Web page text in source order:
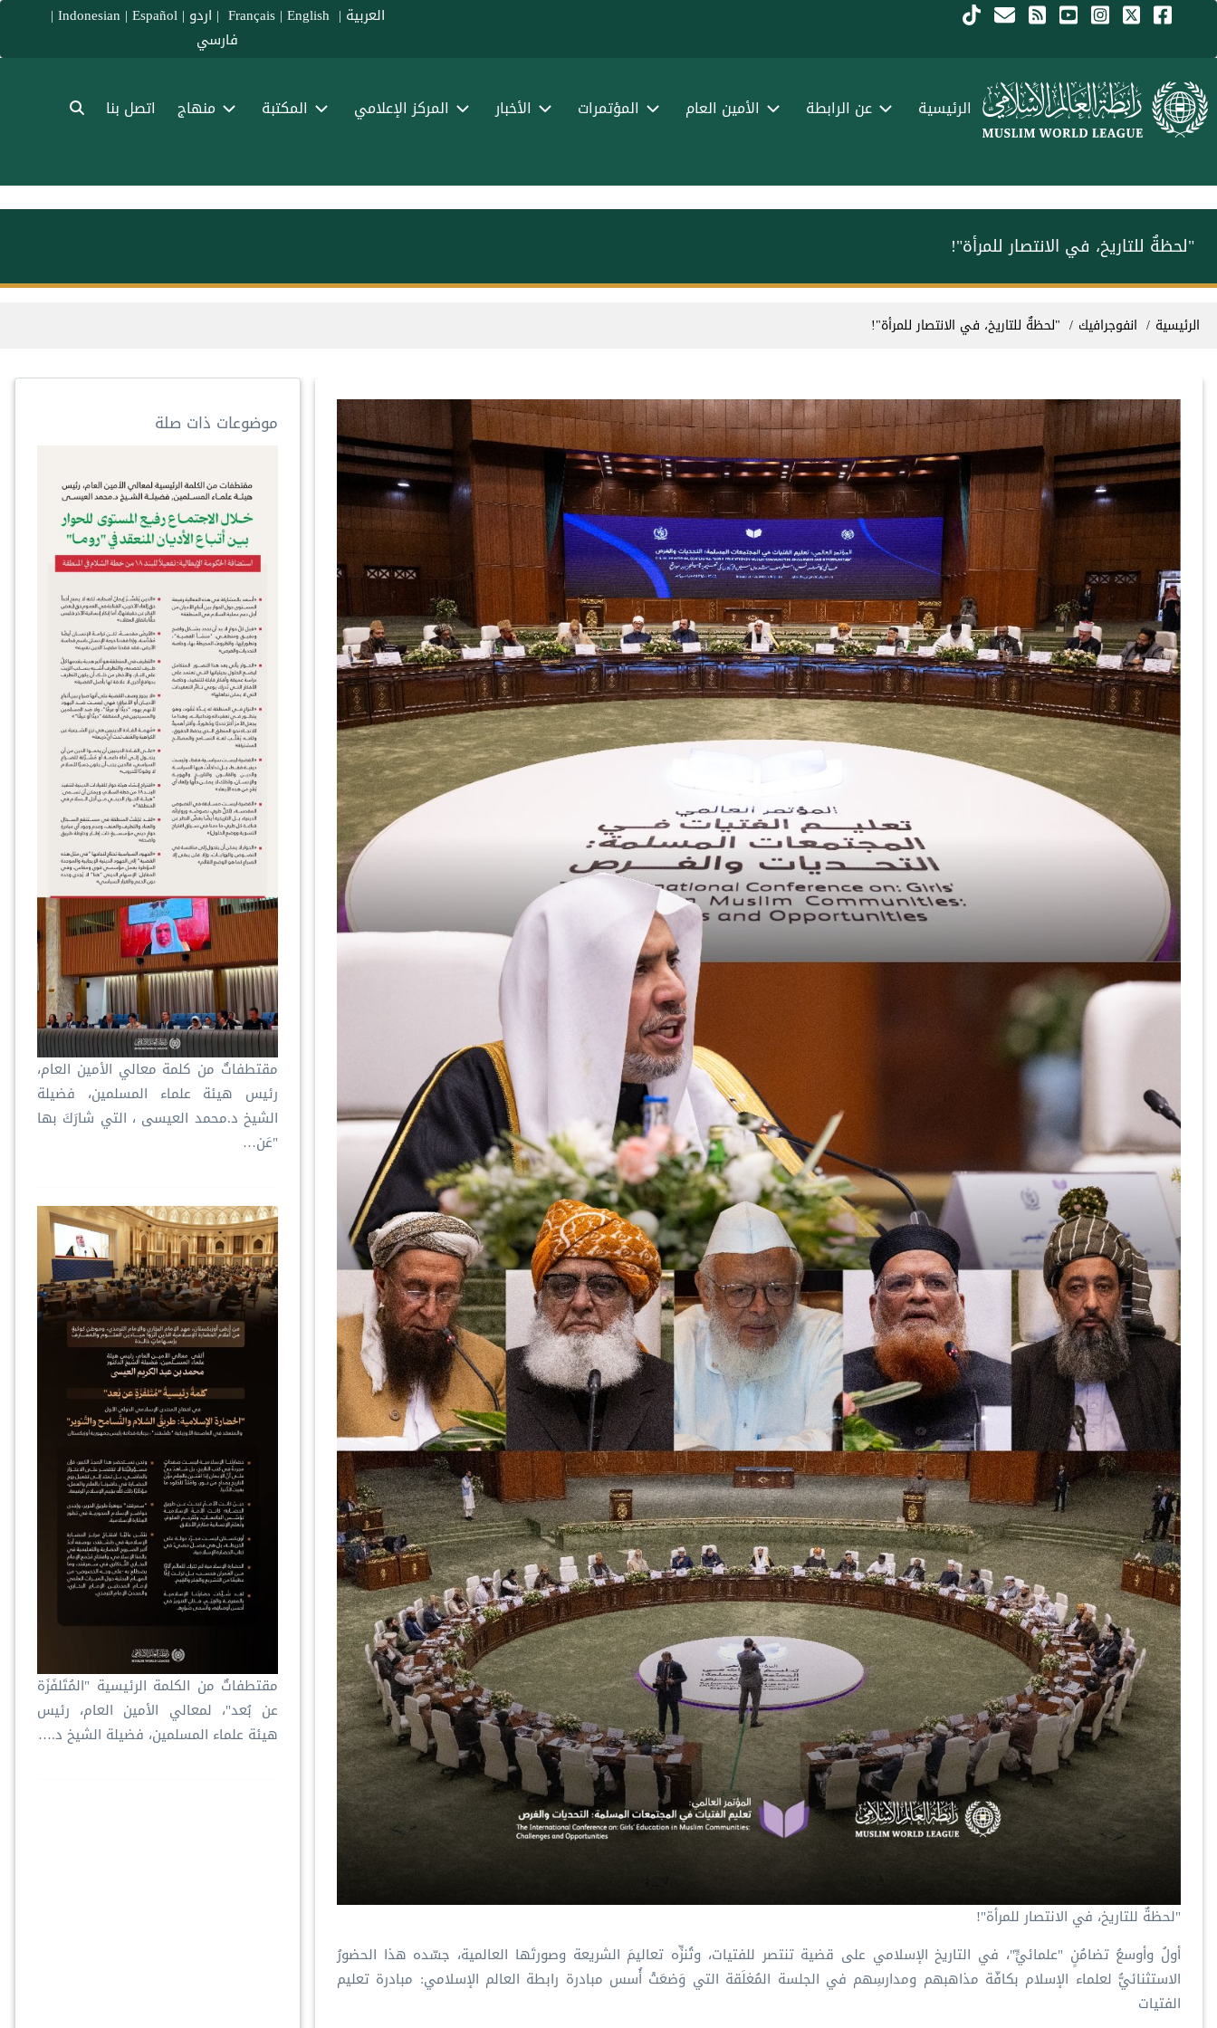
تجاوز إلى المحتوى الرئيسي العربية |
Français
| English
| اردو |
Indonesian | Español
|
فارسي
Menu Arabic الرئيسية عن الرابطة الأمين العام المؤتمرات الأخبار المركز الإعلامي المكتبة منهاج اتصل بنا
‏"لحظةٌ للتاريخ، في الانتصار للمرأة"!
مسار التنقل
الرئيسية انفوجرافيك ‏"لحظةٌ للتاريخ، في الانتصار للمرأة"!
‏"لحظةٌ للتاريخ، في الانتصار للمرأة"!
‏أولُ وأوسعُ تضامُنٍ "علمائيٍّ"، في التاريخ الإسلامي على قضية تنتصر للفتيات، وتُنزِّه تعاليمَ الشريعة وصورتَها العالمية، جسّده هذا الحضورُ
الاستثنائيُّ لعلماء الإسلام بكافّة مذاهبهم ومدارسِهم في الجلسة المُغلَقة التي وَضعَتْ أُسس مبادرة رابطة العالم الإسلامي‬⁩: ⁧‫مبادرة تعليم
الفتيات ‬⁩
موضوعات ذات صلة
مقتطفاتٌ من كلمة معالي الأمين العام،
رئيس هيئة علماء المسلمين، فضيلة
الشيخ د.⁧‫محمد العيسى‬⁩ ‬⁩، التي شارَكَ بها
"عَن…
‏مقتطفاتٌ من الكلمة الرئيسية "المُتَلفَزَة
عن بُعد"، لمعالي الأمين العام، رئيس
هيئة علماء المسلمين، فضيلة الشيخ د.⁧‫…